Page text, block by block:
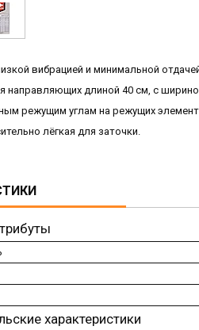
вибрацией и минимальной
направляющих длиной 40 см, с
режущим углам на режущих
лёгкая для заточки.
характеристики